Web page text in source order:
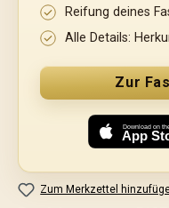
Reifung deines
Alle Details:
Zur
Download on the App Store
Zum Merkzettel